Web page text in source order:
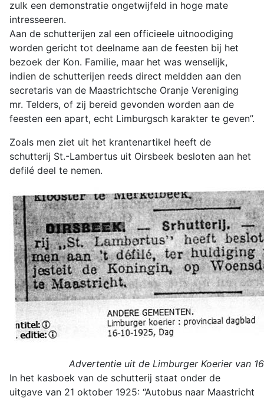
zulk een demonstratie ongetwijfeld in hoge mate
intresseeren.
Aan de schutterijen zal een officieele uitnoodiging
worden gericht tot deelname aan de feesten bij het
bezoek der Kon. Familie, maar het was wenselijk,
indien de schutterijen reeds direct meldden aan den
secretaris van de Maastrichtsche Oranje Vereniging
mr. Telders, of zij bereid gevonden worden aan de
feesten een apart, echt Limburgsch karakter te geven”.
Zoals men ziet uit het krantenartikel heeft de
schutterij St.-Lambertus uit Oirsbeek besloten aan het
defilé deel te nemen.
Advertentie uit de Limburger Koerier van
In het kasboek van de schutterij staat onder de
uitgave van 21 oktober 1925: “Autobus naar Maastricht